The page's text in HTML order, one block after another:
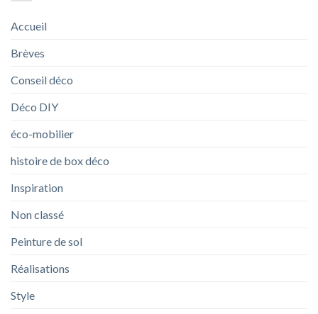
Accueil
Brèves
Conseil déco
Déco DIY
éco-mobilier
histoire de box déco
Inspiration
Non classé
Peinture de sol
Réalisations
Style